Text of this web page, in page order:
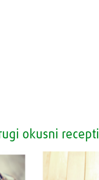
okusni recepti